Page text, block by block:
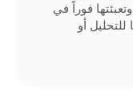
فوراً في
أو